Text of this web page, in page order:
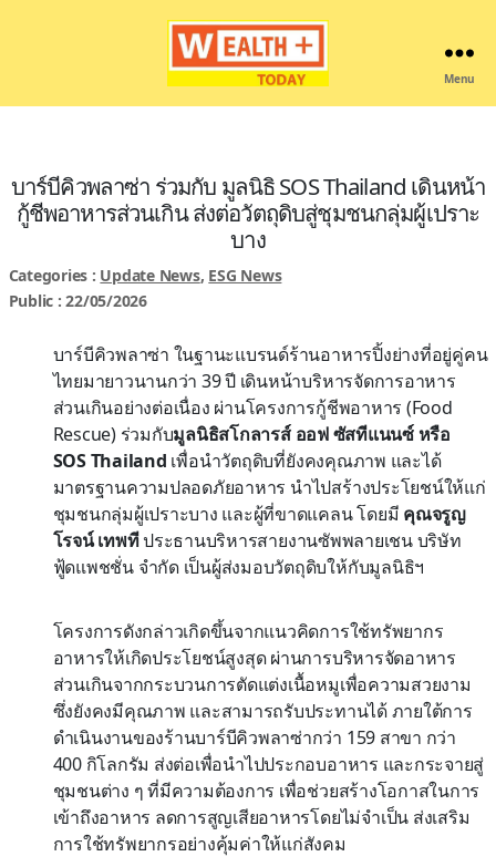
Menu
บาร์บีคิวพลาซ่า ร่วมกับ มูลนิธิ SOS Thailand เดินหน้า
กู้ชีพอาหารส่วนเกิน ส่งต่อวัตถุดิบสู่ชุมชนกลุ่มผู้เปราะ
บาง
Categories : Update News, ESG News
Public : 22/05/2026
บาร์บีคิวพลาซ่า ในฐานะแบรนด์ร้านอาหารปิ้งย่างที่อยู่คู่คน
ไทยมายาวนานกว่า 39 ปี เดินหน้าบริหารจัดการอาหาร
ส่วนเกินอย่างต่อเนื่อง ผ่านโครงการกู้ชีพอาหาร (Food
Rescue) ร่วมกับมูลนิธิสโกลารส์ ออฟ ซัสทีแนนซ์ หรือ
SOS Thailand เพื่อนำวัตถุดิบที่ยังคงคุณภาพ และได้
มาตรฐานความปลอดภัยอาหาร นำไปสร้างประโยชน์ให้แก่
ชุมชนกลุ่มผู้เปราะบาง และผู้ที่ขาดแคลน โดยมี คุณจรูญ
โรจน์ เทพทีประธานบริหารสายงานซัพพลายเชน บริษัท
ฟู้ดแพชชั่น จำกัด เป็นผู้ส่งมอบวัตถุดิบให้กับมูลนิธิฯ
โครงการดังกล่าวเกิดขึ้นจากแนวคิดการใช้ทรัพยากร
อาหารให้เกิดประโยชน์สูงสุด ผ่านการบริหารจัดอาหาร
ส่วนเกินจากกระบวนการตัดแต่งเนื้อหมูเพื่อความสวยงาม
ซึ่งยังคงมีคุณภาพ และสามารถรับประทานได้ ภายใต้การ
ดำเนินงานของร้านบาร์บีคิวพลาซ่ากว่า 159 สาขา กว่า
400 กิโลกรัม ส่งต่อเพื่อนำไปประกอบอาหาร และกระจายสู่
ชุมชนต่าง ๆ ที่มีความต้องการ เพื่อช่วยสร้างโอกาสในการ
เข้าถึงอาหาร ลดการสูญเสียอาหารโดยไม่จำเป็น ส่งเสริม
การใช้ทรัพยากรอย่างคุ้มค่าให้แก่สังคม